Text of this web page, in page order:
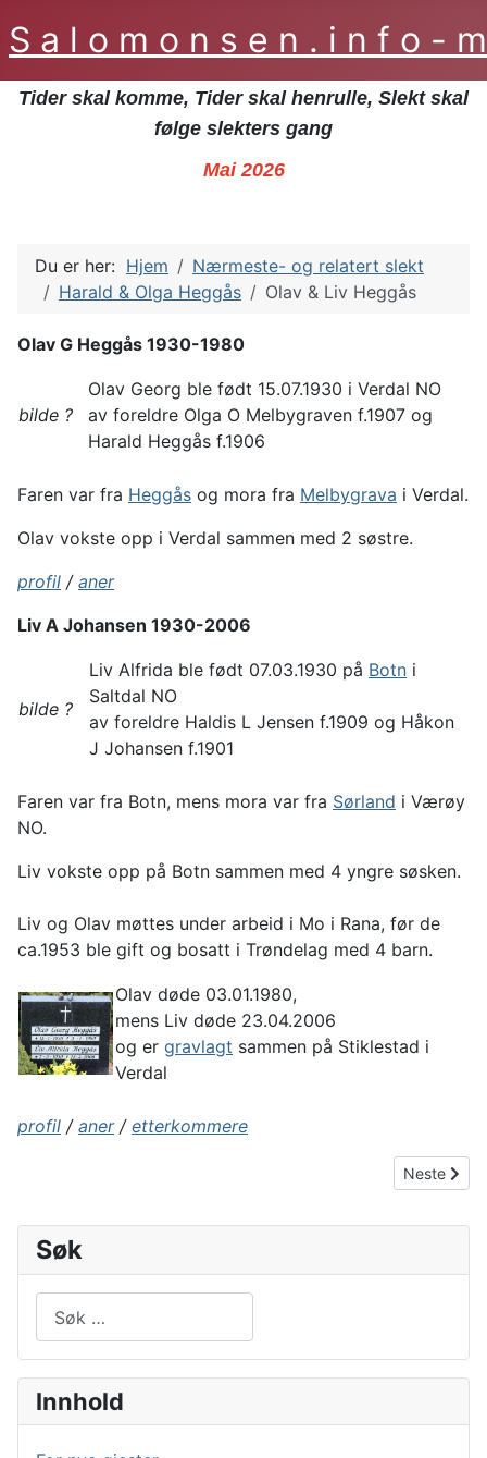
S a l o m o n s e n . i n f o -
Tider skal komme, Tider skal henrulle, Slekt skal
følge slekters gang
Mai 2026
Du er her: Hjem
Nærmeste- og relatert slekt
Harald & Olga Heggås
Olav & Liv Heggås
Olav G Heggås 1930-1980
bilde ?
Olav Georg ble født 15.07.1930 i Verdal NO
av foreldre Olga O Melbygraven f.1907 og
Harald Heggås f.1906
Faren var fra Heggås og mora fra Melbygrava i Verdal.
Olav vokste opp i Verdal sammen med 2 søstre.
profil / aner
Liv A Johansen 1930-2006
bilde ?
Liv Alfrida ble født 07.03.1930 på Botn i
Saltdal NO
av foreldre Haldis L Jensen f.1909 og Håkon
J Johansen f.1901
Faren var fra Botn, mens mora var fra Sørland i Værøy
NO.
Liv vokste opp på Botn sammen med 4 yngre søsken.
Liv og Olav møttes under arbeid i Mo i Rana, før de
ca.1953 ble gift og bosatt i Trøndelag med 4 barn.
Olav døde 03.01.1980,
mens Liv døde 23.04.2006
og er gravlagt sammen på Stiklestad i
Verdal
profil / aner/ etterkommere
Neste
Neste
Søk
Type 2 or more characters for results.
Innhold